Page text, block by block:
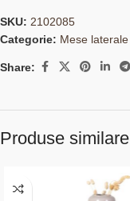
SKU: 2102085
Categorie: Mese laterale
Share:
Produse similare